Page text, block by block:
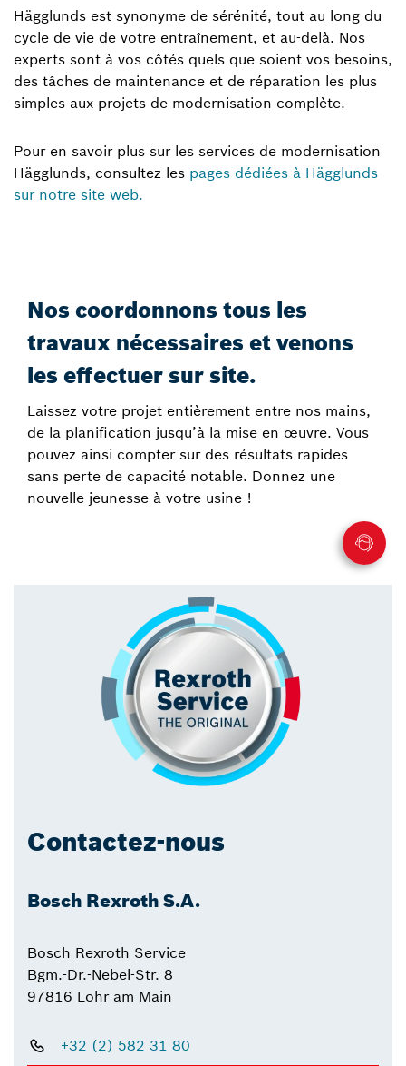
Hägglunds est synonyme de sérénité, tout au long du
cycle de vie de votre entraînement, et au-delà. Nos
experts sont à vos côtés quels que soient vos besoins,
des tâches de maintenance et de réparation les plus
simples aux projets de modernisation complète.
Pour en savoir plus sur les services de modernisation
Hägglunds, consultez les pages dédiées à Hägglunds
sur notre site web.
Nos coordonnons tous les
travaux nécessaires et venons
les effectuer sur site.
Laissez votre projet entièrement entre nos mains,
de la planification jusqu’à la mise en œuvre. Vous
pouvez ainsi compter sur des résultats rapides
sans perte de capacité notable. Donnez une
nouvelle jeunesse à votre usine !
Contactez-nous
Bosch Rexroth S.A.
Bosch Rexroth Service
Bgm.-Dr.-Nebel-Str. 8
97816 Lohr am Main
+32 (2) 582 31 80